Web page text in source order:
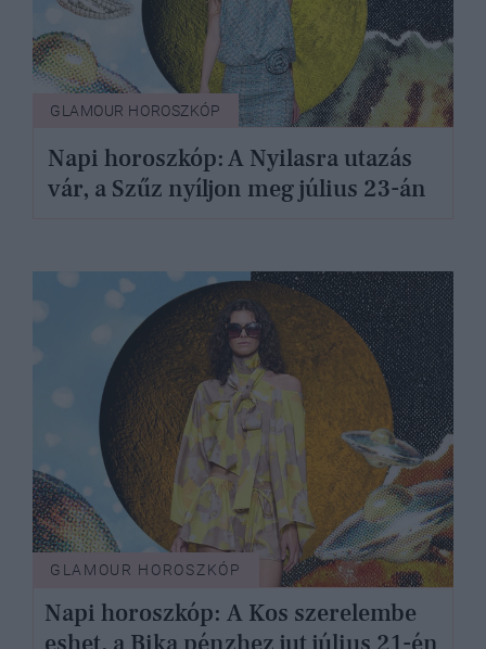
GLAMOUR HOROSZKÓP
Napi horoszkóp: A Nyilasra utazás
vár, a Szűz nyíljon meg július 23-án
GLAMOUR HOROSZKÓP
Napi horoszkóp: A Kos szerelembe